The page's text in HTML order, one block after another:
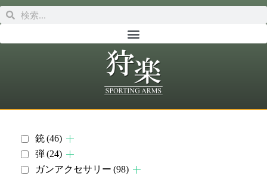
銃(46)
弾(24)
ガンアクセサリー (98)